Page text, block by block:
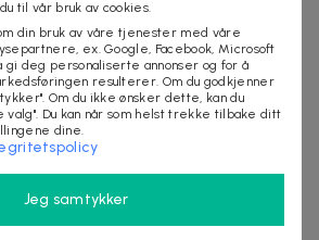
Kina
for fabrikasjonsfeil
Small
Medium
Large
til vår bruk av cookies.
din bruk av våre tjenester med våre
ex. Google, Facebook, Microsoft
gi deg personaliserte annonser og for å
resulterer. Om du godkjenner
Om du ikke ønsker dette, kan du
valg". Du kan når som helst trekke tilbake ditt
dine.
Jeg samtykker